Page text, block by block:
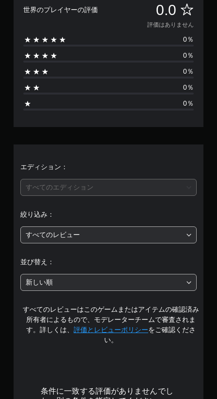
世界のプレイヤーの評価 0.0 評
価
は
あ
ま
評価はありません
0％
0％
0％
0％
0％
エディション：
すべてのエディション
絞り込み：
すべてのレビュー
並び替え：
新しい順
すべてのレビューはこのゲームまたはアイテムの確認済み
所有者によるもので、モデレーターチームで審査されま
す。詳しくは、 評価とレビューポリシーをご確認くださ
い。
条件に一致する評価がありませんでし